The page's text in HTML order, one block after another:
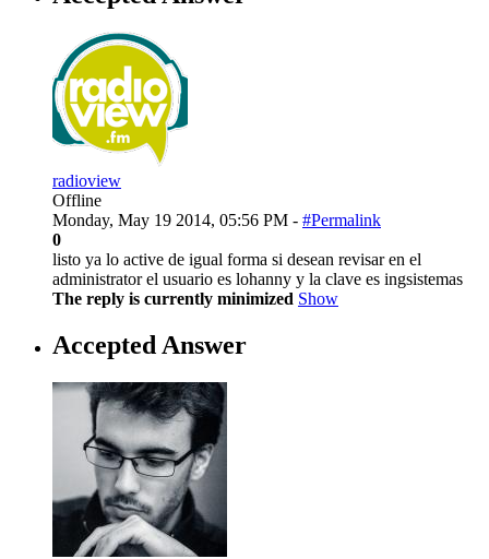
radioview
Offline
Monday, May 19 2014, 05:56 PM - #Permalink
0
listo ya lo active de igual forma si desean revisar en el
administrator el usuario es lohanny y la clave es ingsistemas
The reply is currently minimized Show
Accepted Answer